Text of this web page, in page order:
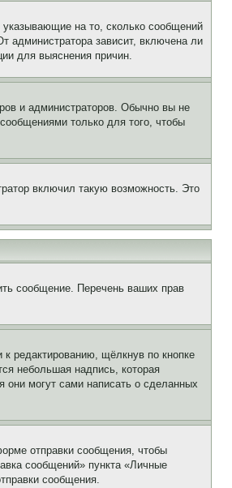
указывающие на то, сколько сообщений
администратора зависит, включена ли
для выяснения причин.
и администраторов. Обычно вы не
только для того, чтобы
включил такую возможность. Это
сообщение. Перечень ваших прав
редактированию, щёлкнув по кнопке
небольшая надпись, которая
они могут сами написать о сделанных
отправки сообщения, чтобы
сообщений» пункта «Личные
сообщения.